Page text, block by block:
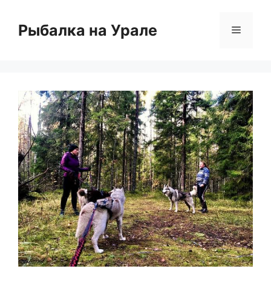
содержимому
Рыбалка на Урале Меню